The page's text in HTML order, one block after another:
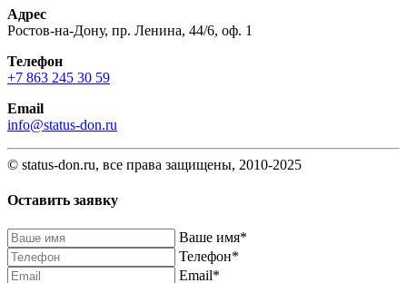
Адрес
Ростов-на-Дону, пр. Ленина, 44/6, оф. 1
Телефон
+7 863 245 30 59
Email
info@status-don.ru
© status-don.ru, все права защищены, 2010-2025
Оставить заявку
Baшe имя*
Телефон*
Email*